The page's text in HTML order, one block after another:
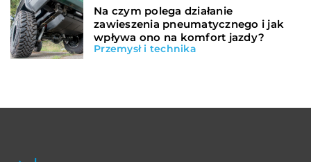
Na czym polega działanie
zawieszenia pneumatycznego i jak
wpływa ono na komfort jazdy?
Przemysł i technika